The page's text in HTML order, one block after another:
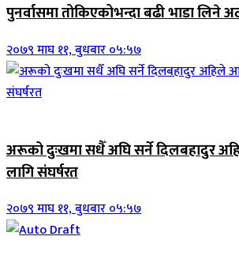
पुनर्वासमा तोकिएकोभन्दा बढी भाडा लिने
२०७९ माघ ११, बुधबार ०५:५७
अरूको दुःखमा सधैँ अघि सर्ने दिलबहादुर
लागि संघर्षरत
२०७९ माघ ११, बुधबार ०५:५७